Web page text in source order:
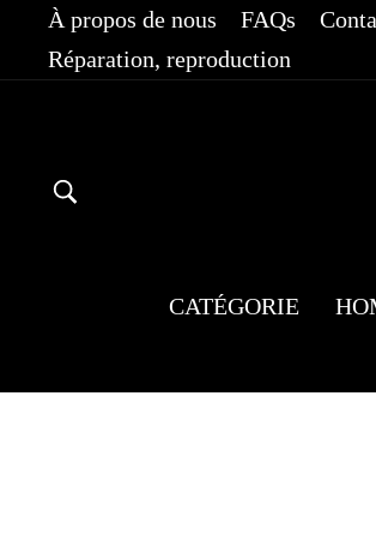
Passer
contenu
À propos de nous FAQs
Réparation, reproduction
CATÉGORIE